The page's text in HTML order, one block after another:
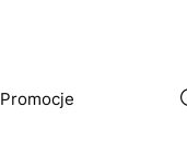
Promocje